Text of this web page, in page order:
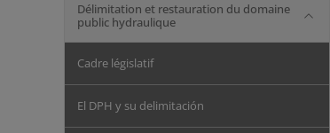
Délimitation et restauration du domaine
public hydraulique
Cadre législatif
El DPH y su delimitación